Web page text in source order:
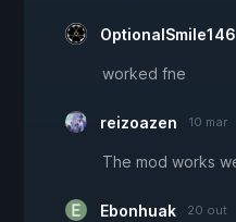
OptionalSmile146
worked fne
reizoazen 10 mar
The mod works
Ebonhuak 20 out